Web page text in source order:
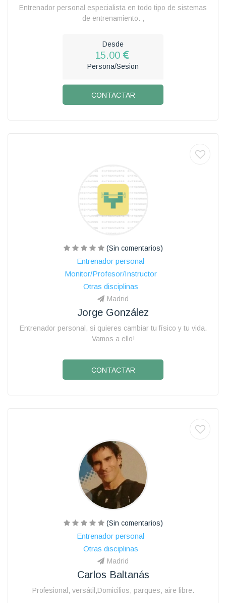
Entrenador personal especialista en todo tipo de sistemas
de entrenamiento. ,
Desde
15.00
Persona/Sesion
CONTACTAR
(Sin comentarios)
Entrenador personal
Monitor/Profesor/Instructor
Otras disciplinas
Madrid
Jorge González
Entrenador personal, si quieres cambiar tu físico y tu vida.
Vamos a ello!
CONTACTAR
(Sin comentarios)
Entrenador personal
Otras disciplinas
Madrid
Carlos Baltanás
Profesional, versátil,Domicilios, parques, aire libre.